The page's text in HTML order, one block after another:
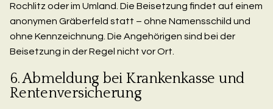
Rochlitz oder im Umland. Die Beisetzung findet auf einem
anonymen Gräberfeld statt – ohne Namensschild und
ohne Kennzeichnung. Die Angehörigen sind bei der
Beisetzung in der Regel nicht vor Ort.
6. Abmeldung bei Krankenkasse und
Rentenversicherung